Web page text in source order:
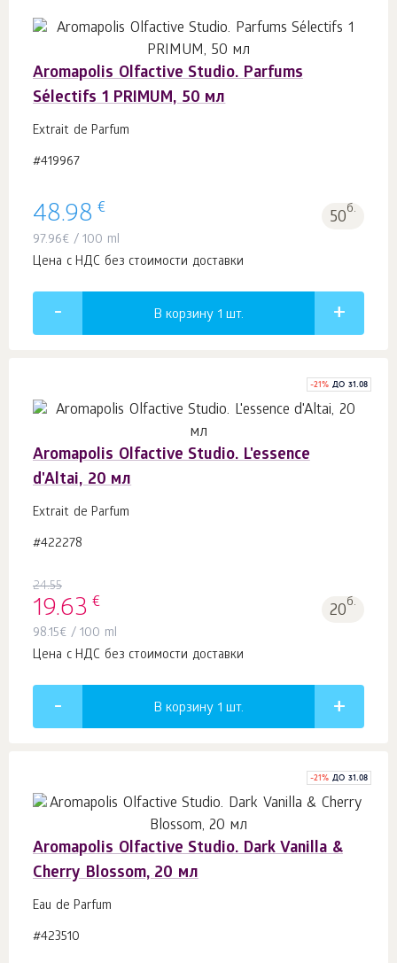
Aromapolis Olfactive Studio. Parfums
Sélectifs 1 PRIMUM, 50 мл
Extrait de Parfum
#419967
48.98 € 50б.
97.96€ / 100 ml
Цена с НДС без стоимости доставки
В корзину 1 шт.
-21% ДО 31.08
Aromapolis Olfactive Studio. L'essence
d'Altai, 20 мл
Extrait de Parfum
#422278
24.55
19.63 € 20б.
98.15€ / 100 ml
Цена с НДС без стоимости доставки
В корзину 1 шт.
-21% ДО 31.08
Aromapolis Olfactive Studio. Dark Vanilla &
Cherry Blossom, 20 мл
Eau de Parfum
#423510